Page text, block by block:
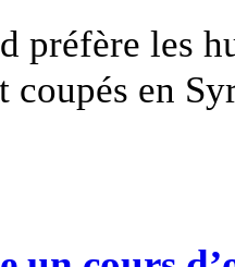
préfère les
coupés en